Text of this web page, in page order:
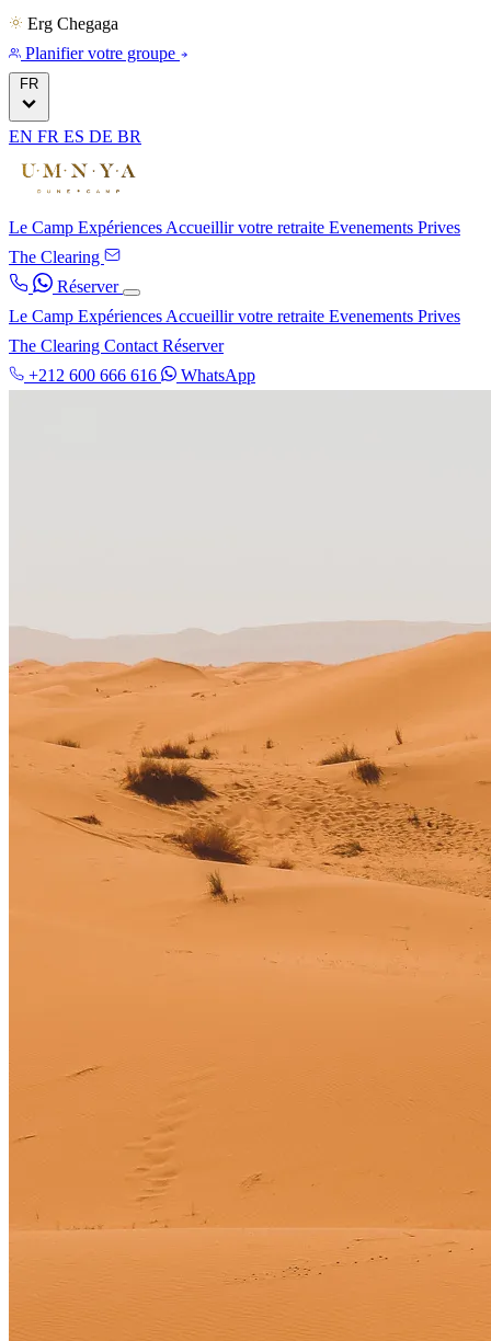
Erg Chegaga
Planifier votre groupe
FR
EN FR ES DE BR
Le Camp Expériences Accueillir votre retraite Evenements Prives
The Clearing
Réserver
Le Camp Expériences Accueillir votre retraite Evenements Prives
The Clearing Contact Réserver
+212 600 666 616
WhatsApp